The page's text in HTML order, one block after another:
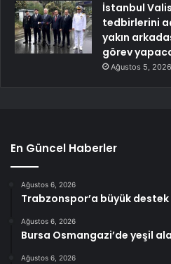
İstanbul
tedbirlerini
yakın
görev
Ağustos 5, 2026
En Güncel Haberler
Ağustos 6, 2026
Trabzonspor’a büyük destek
Ağustos 6, 2026
Bursa Osmangazi’de yeşil
Ağustos 6, 2026